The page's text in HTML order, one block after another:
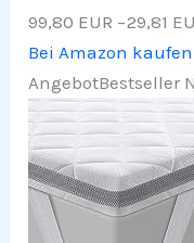
99,80 EUR −29,81
Bei Amazon kaufen
AngebotBestseller